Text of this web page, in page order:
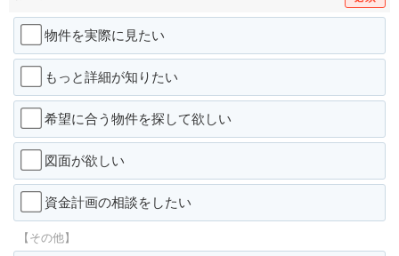
物件を実際に見たい
もっと詳細が知りたい
希望に合う物件を探して欲しい
図面が欲しい
資金計画の相談をしたい
【その他】